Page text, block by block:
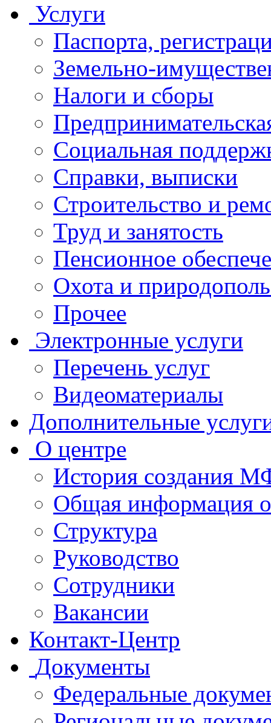
Услуги
Паспорта,
Земельно-
Налоги и сборы
Социальная
Справки, выписки
Строительство и
Труд и занятость
Пенсионное
Охота и
Прочее
Электронные услуги
Перечень услуг
Видеоматериалы
Дополнительные
О центре
История создания
Общая
Структура
Руководство
Сотрудники
Вакансии
Контакт-Центр
Документы
Федеральные